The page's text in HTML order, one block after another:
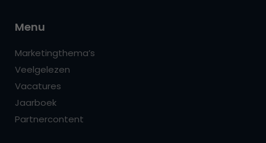
Menu
Marketingthema’s
Veelgelezen
Vacatures
Jaarboek
Partnercontent